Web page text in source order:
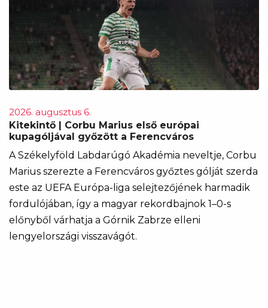
2026. augusztus 6.
Kitekintő | Corbu Marius első európai
kupagóljával győzött a Ferencváros
A Székelyföld Labdarúgó Akadémia neveltje, Corbu
Marius szerezte a Ferencváros győztes gólját szerda
este az UEFA Európa-liga selejtezőjének harmadik
fordulójában, így a magyar rekordbajnok 1–0-s
előnyből várhatja a Górnik Zabrze elleni
lengyelországi visszavágót.